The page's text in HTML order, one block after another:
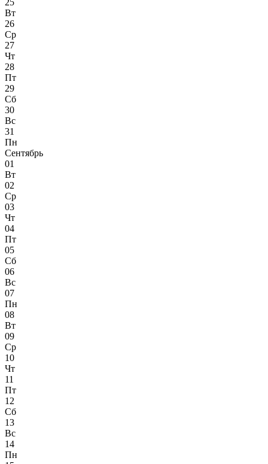
25
Вт
26
Ср
27
Чт
28
Пт
29
Сб
30
Вс
31
Пн
Сентябрь
01
Вт
02
Ср
03
Чт
04
Пт
05
Сб
06
Вс
07
Пн
08
Вт
09
Ср
10
Чт
11
Пт
12
Сб
13
Вс
14
Пн